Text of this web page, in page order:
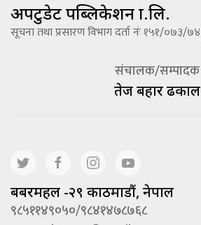
अपटुडेट पब्लिकेशन प्रा.लि.
सूचना तथा प्रसारण विभाग दर्ता नंः १५१/०७३/७४
संचालक/सम्पादक
तेज बहादूर ढकाल
बबरमहल -२९ काठमाडौं, नेपाल
९८५११४९०५०/९८४१४७८७६८